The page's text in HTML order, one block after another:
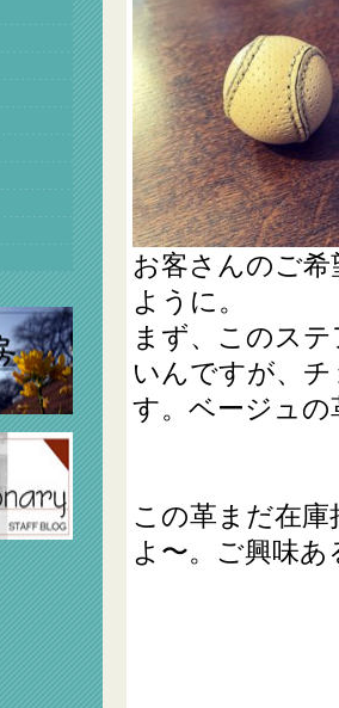
お客さんのご
ように。
まず、このス
いんですが、
す。ベージュ
この革まだ在
よ〜。ご興味